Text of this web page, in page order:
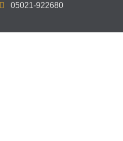
05021-922680